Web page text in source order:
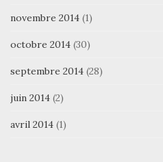
novembre 2014 (1)
octobre 2014 (30)
septembre 2014 (28)
juin 2014 (2)
avril 2014 (1)